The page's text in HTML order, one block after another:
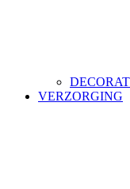
VERZORGING